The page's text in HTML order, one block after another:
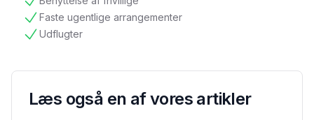
tilgængelig
Faste ugentlige arrangementer
tilgængelig
Udflugter
tilgængelig
Læs også en af vores artikler